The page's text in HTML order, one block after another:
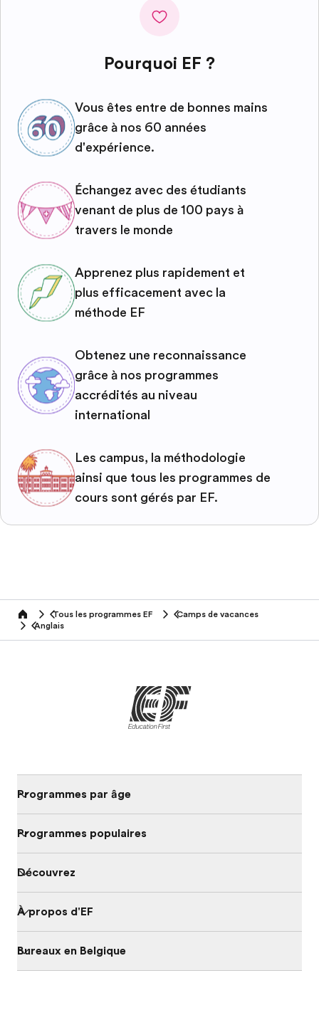
Pourquoi EF ?
Vous êtes entre de bonnes mains
grâce à nos 60 années
d'expérience.
Échangez avec des étudiants
venant de plus de 100 pays à
travers le monde
Apprenez plus rapidement et
plus efficacement avec la
méthode EF
Obtenez une reconnaissance
grâce à nos programmes
accrédités au niveau
international
Les campus, la méthodologie
ainsi que tous les programmes de
cours sont gérés par EF.
home Tous les programmes EF
Camps de vacances
Anglais
Programmes par âge
Programmes populaires
Découvrez
À propos d'EF
Bureaux en Belgique